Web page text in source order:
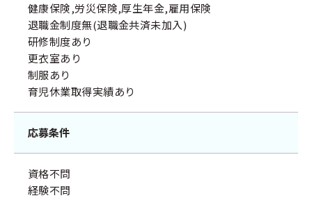
健康保険,労災保険,厚生年金,雇用保険
退職金制度無(退職金共済未加入)
研修制度あり
更衣室あり
制服あり
育児休業取得実績あり
応募条件
資格不問
経験不問